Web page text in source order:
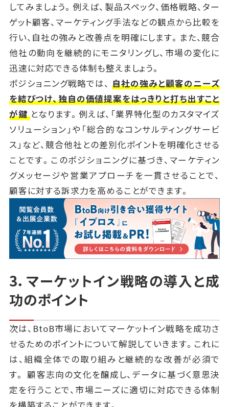
してみましょう。例えば、製品スペック、価格戦略、ター
ゲット顧客、マーケティング手法などの観点から比較を
行い、自社の強みと改善点を明確にします。また、競合
他社の動向を継続的にモニタリングし、市場の変化に
迅速に対応できる体制も整えましょう。
ポジショニング戦略では、自社の強みと顧客のニーズ
を結びつけ、独自の価値提案をはっきりと打ち出すこと
が鍵となります。例えば、「業界特化型のカスタマイズ
ソリューション」や「総合的なコンサルティングサービ
ス」など、競合他社との差別化ポイントを明確化させる
ことです。このポジショニングに基づき、マーケティン
グメッセージや営業アプローチを一貫させることで、
顧客に対する訴求力を高めることができます。
3．マーケットイン戦略の導入と成
功のポイント
次は、BtoB市場においてマーケットイン戦略を成功さ
せるためのポイントについて解説していきます。これに
は、組織全体での取り組みと継続的な改善が必須で
す。 顧客志向の文化を醸成し、データに基づく意思決
定を行うことで、市場ニーズに適切に対応できる体制